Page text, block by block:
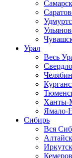
Урал
Весь
Ханты-
Ямало-
Сибирь
Вся